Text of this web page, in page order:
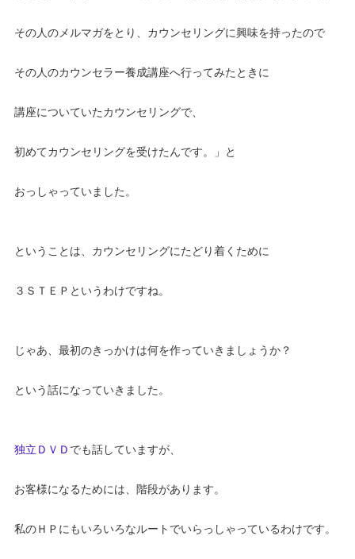
その人のメルマガをとり、カウンセリングに興味を持ったので
その人のカウンセラー養成講座へ行ってみたときに
講座についていたカウンセリングで、
初めてカウンセリングを受けたんです。」と
おっしゃっていました。
ということは、カウンセリングにたどり着くために
３ＳＴＥＰというわけですね。
じゃあ、最初のきっかけは何を作っていきましょうか？
という話になっていきました。
独立ＤＶＤ でも話していますが、
お客様になるためには、階段があります。
私のＨＰにもいろいろなルートでいらっしゃっているわけです。